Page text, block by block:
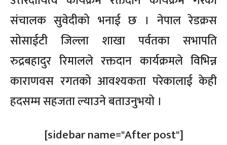
संचालक सुवेदीको भनाई छ । नेपाल रेडक्रस
सोसाईटी जिल्ला शाखा पर्वतका सभापति
रुद्रबहादुर रिमालले रक्तदान कार्यक्रमले विभिन्न
काराणवस रगतको आवश्यकता परेकालाई केही
हदसम्म सहजता ल्याउने बताउनुभयो ।
[sidebar name="After post"]